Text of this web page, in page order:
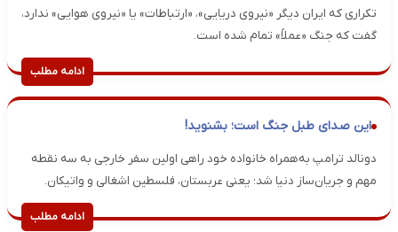
تکراری که ایران دیگر «نیروی دریایی»، «ارتباطات» یا «نیروی هوایی» ندارد،
گفت که جنگ «عملاً» تمام شده است.
ادامه مطلب
این صدای طبل جنگ است؛ بشنوید!
دونالد ترامپ به‌همراه خانواده خود راهی اولین سفر خارجی به سه نقطه
مهم و جریان‌ساز دنیا شد؛ یعنی عربستان، فلسطین اشغالی و واتیکان.
ادامه مطلب